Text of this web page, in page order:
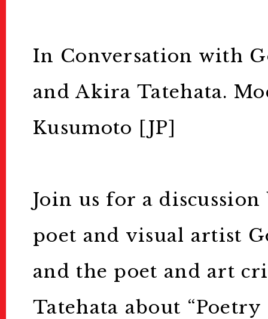
In Conversation with
and Akira Tatehata.
Kusumoto [JP]
Join us for a
poet and visual artist
and the poet and art
Tatehata about “Poetry
ツアー
Others
Sponsors &
KG Friends/
KGフレンズ/寄付について
Press